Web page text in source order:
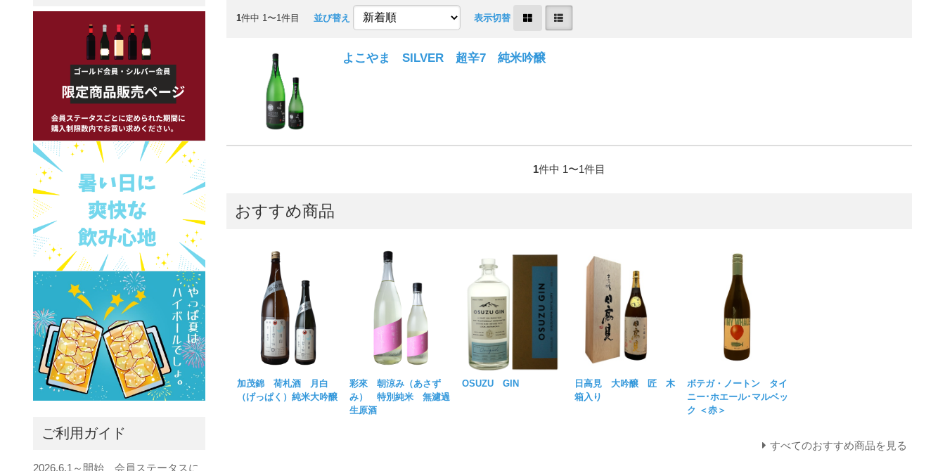
1件中 1〜1件目 並び替え 表示切替
よこやま SILVER 超辛7 純米吟醸
1件中 1〜1件目
おすすめ商品
加茂錦 荷札酒 月白
（げっぱく）純米大吟醸
彩來 朝涼み（あさず
み） 特別純米 無濾過
生原酒
OSUZU GIN
日高見 大吟醸 匠 木
箱入り
ボテガ・ノートン タイ
ニー･ホエール･マルベッ
ク ＜赤＞
すべてのおすすめ商品を見る
ご利用ガイド
2026.6.1～開始 会員ステータスに